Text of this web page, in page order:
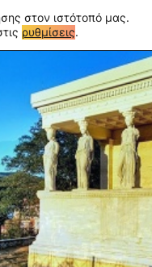
στον ιστότοπό μας.
ρυθμίσεις.